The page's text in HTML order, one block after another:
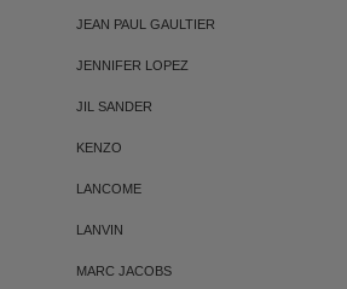
JEAN PAUL GAULTIER
JENNIFER LOPEZ
JIL SANDER
KENZO
LANCOME
LANVIN
MARC JACOBS